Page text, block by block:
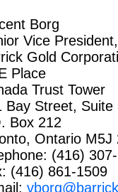
Borg
Vice
Gold
Place
Trust Tower
Bay Street, Suite
Box 212
Ontario M5J
(416)
(416) 861-1509